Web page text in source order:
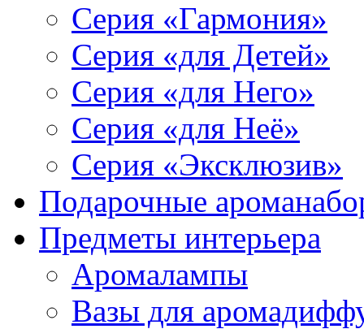
Серия «Гармония»
Серия «для Детей»
Серия «для Него»
Серия «для Неё»
Серия «Эксклюзив»
Подарочные
Предметы интерьера
Аромалампы
Вазы для